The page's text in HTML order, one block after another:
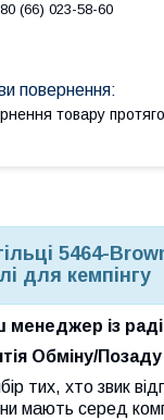
(66) 023-58-60
товару
5464-
для кемпінгу
із
Обміну/Позаду
тих, хто звик
мають серед